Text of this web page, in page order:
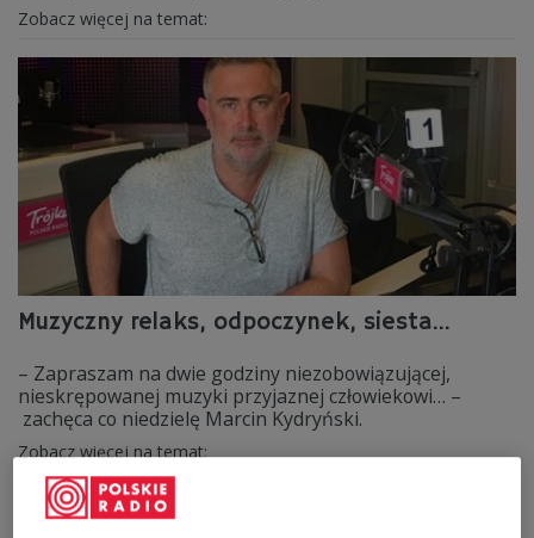
Zobacz więcej na temat:
Muzyczny relaks, odpoczynek, siesta...
– Zapraszam na dwie godziny niezobowiązującej,
nieskrępowanej muzyki przyjaznej człowiekowi… –
zachęca co niedzielę Marcin Kydryński.
Zobacz więcej na temat: